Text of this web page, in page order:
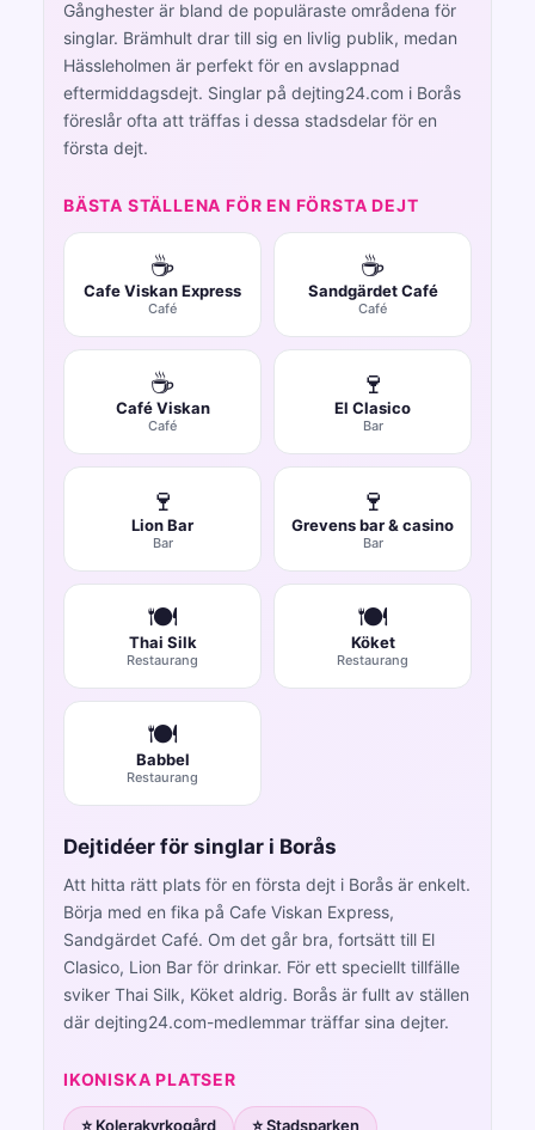
Gånghester är bland de populäraste områdena för
singlar. Brämhult drar till sig en livlig publik, medan
Hässleholmen är perfekt för en avslappnad
eftermiddagsdejt. Singlar på dejting24.com i Borås
föreslår ofta att träffas i dessa stadsdelar för en
första dejt.
BÄSTA STÄLLENA FÖR EN FÖRSTA DEJT
☕
Cafe Viskan Express
Café
☕
Sandgärdet Café
Café
☕
Café Viskan
Café
🍷
El Clasico
Bar
🍷
Lion Bar
Bar
🍷
Grevens bar & casino
Bar
🍽️
Thai Silk
Restaurang
🍽️
Köket
Restaurang
🍽️
Babbel
Restaurang
Dejtidéer för singlar i Borås
Att hitta rätt plats för en första dejt i Borås är enkelt.
Börja med en fika på Cafe Viskan Express,
Sandgärdet Café. Om det går bra, fortsätt till El
Clasico, Lion Bar för drinkar. För ett speciellt tillfälle
sviker Thai Silk, Köket aldrig. Borås är fullt av ställen
där dejting24.com-medlemmar träffar sina dejter.
IKONISKA PLATSER
⭐ Kolerakyrkogård ⭐ Stadsparken